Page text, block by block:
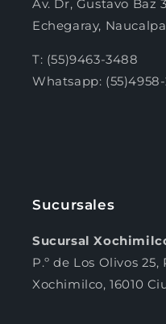
Av. Dr, Gustavo Baz
Echegaray,
T: (55)9463-3488
Whatsapp: (55)4958-
Sucursales
Sucursal
P.º de Los Olivos 25,
Xochimilco, 16010